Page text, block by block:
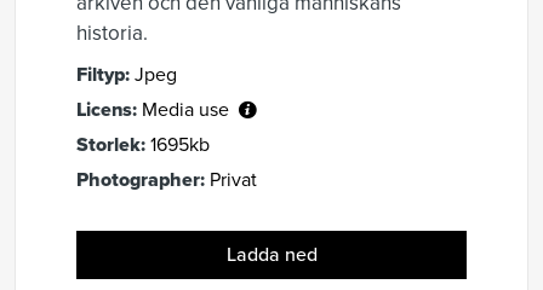
historia.
Filtyp: Jpeg
Licens: Media use
Storlek: 1695kb
Photographer: Privat
Ladda ned